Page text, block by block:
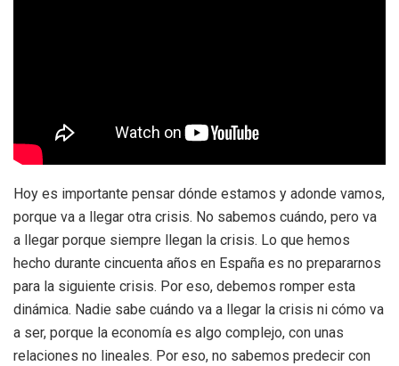
Hoy es importante pensar dónde estamos y adonde vamos,
porque va a llegar otra crisis. No sabemos cuándo, pero va
a llegar porque siempre llegan la crisis. Lo que hemos
hecho durante cincuenta años en España es no prepararnos
para la siguiente crisis. Por eso, debemos romper esta
dinámica. Nadie sabe cuándo va a llegar la crisis ni cómo va
a ser, porque la economía es algo complejo, con unas
relaciones no lineales. Por eso, no sabemos predecir con